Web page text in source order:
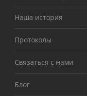
Наша история
Протоколы
Связаться с нами
Блог